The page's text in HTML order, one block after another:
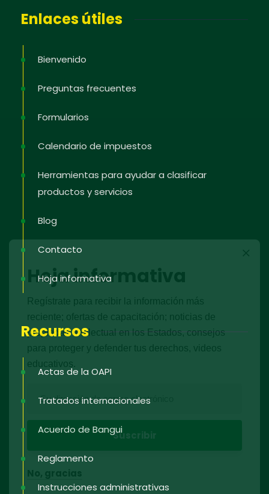
Enlaces útiles
Bienvenido
Preguntas frecuentes
Formularios
Calendario de impuestos
Herramientas para ayudar a clasificar
productos y servicios
Blog
Contacto
Hoja informativa
Recursos
Actas de la OAPI
Tratados internacionales
Acuerdo de Bangui
Reglamento
Instrucciones administrativas
Hoja informativa
Regístrate para recibir la información más
reciente; ofertas de capacitación; noticias de
propiedad intelectual en los Estados, consejos
para proteger y defender tus derechos, videos
educativos.